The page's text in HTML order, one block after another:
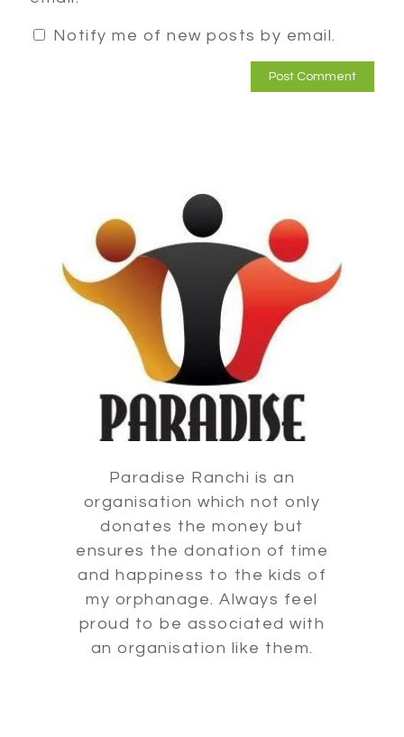
Notify me of new posts by email.
Paradise Ranchi is an
organisation which not only
donates the money but
ensures the donation of time
and happiness to the kids of
my orphanage. Always feel
proud to be associated with
an organisation like them.